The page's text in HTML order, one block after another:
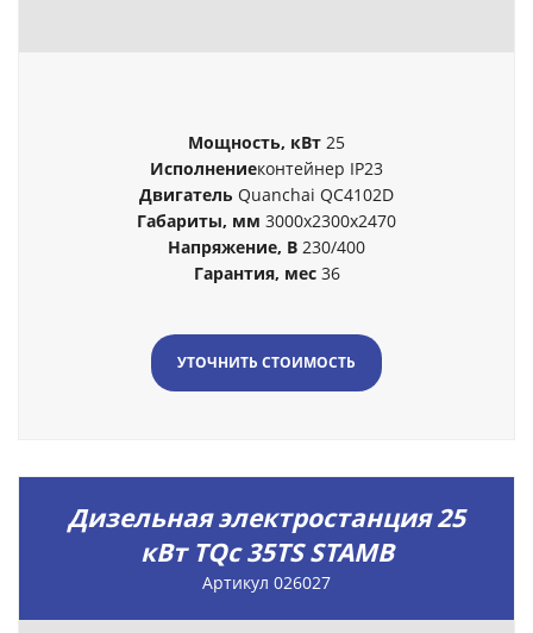
Мощность, кВт 25
Исполнениеконтейнер IP23
Двигатель Quanchai QC4102D
Габариты, мм 3000x2300x2470
Напряжение, В 230/400
Гарантия, мес 36
УТОЧНИТЬ СТОИМОСТЬ
Дизельная электростанция 25
кВт TQc 35TS STAMB
Артикул 026027